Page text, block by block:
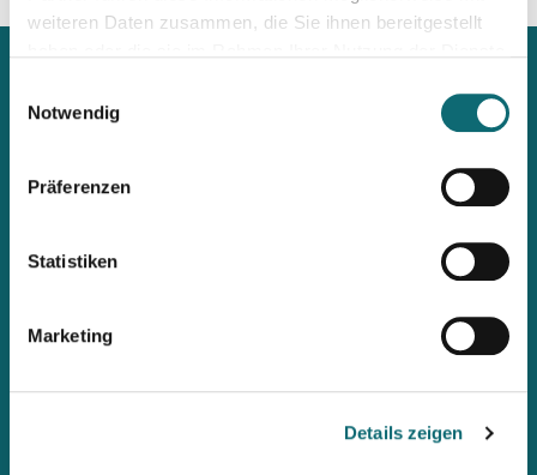
weiteren Daten zusammen, die Sie ihnen bereitgestellt
Notwendig
Präferenzen
Statistiken
Marketing
Details zeigen
Mit unserem Newsletter
Workshops, Stipendien, Summer Schools, Lehrgänge &
internationale Briefings: Wenn ihr als Erste informiert werden